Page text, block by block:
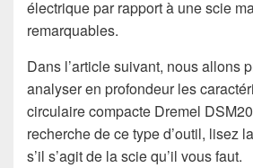
électrique par rapport à une scie
remarquables.
Dans l’article suivant, nous allons
analyser en profondeur les
circulaire compacte Dremel
recherche de ce type d’outil, lisez
s’il s’agit de la scie qu’il vous faut.